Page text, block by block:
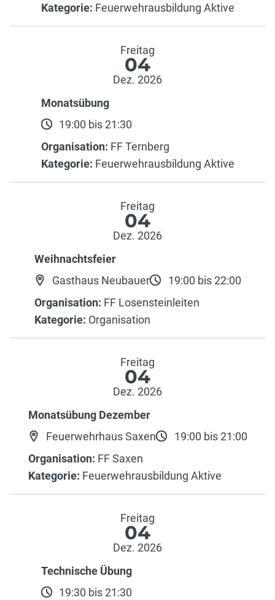
Kategorie: Feuerwehrausbildung Aktive
Freitag
04
Dez. 2026
Monatsübung
19:00 bis 21:30
Organisation: FF Ternberg
Kategorie: Feuerwehrausbildung Aktive
Freitag
04
Dez. 2026
Weihnachtsfeier
Gasthaus Neubauer
19:00 bis 22:00
Organisation: FF Losensteinleiten
Kategorie: Organisation
Freitag
04
Dez. 2026
Monatsübung Dezember
Feuerwehrhaus Saxen
19:00 bis 21:00
Organisation: FF Saxen
Kategorie: Feuerwehrausbildung Aktive
Freitag
04
Dez. 2026
Technische Übung
19:30 bis 21:30